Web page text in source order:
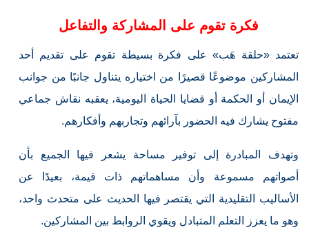
فكرة تقوم على المشاركة والتفاعل
تعتمد «حلقة هَب» على فكرة بسيطة تقوم على تقديم أحد
المشاركين موضوعًا قصيرًا من اختياره يتناول جانبًا من جوانب
الإيمان أو الحكمة أو قضايا الحياة اليومية، يعقبه نقاش جماعي
مفتوح يشارك فيه الحضور بآرائهم وتجاربهم وأفكارهم.
وتهدف المبادرة إلى توفير مساحة يشعر فيها الجميع بأن
أصواتهم مسموعة وأن مساهماتهم ذات قيمة، بعيدًا عن
الأساليب التقليدية التي يقتصر فيها الحديث على متحدث واحد،
وهو ما يعزز التعلم المتبادل ويقوي الروابط بين المشاركين.